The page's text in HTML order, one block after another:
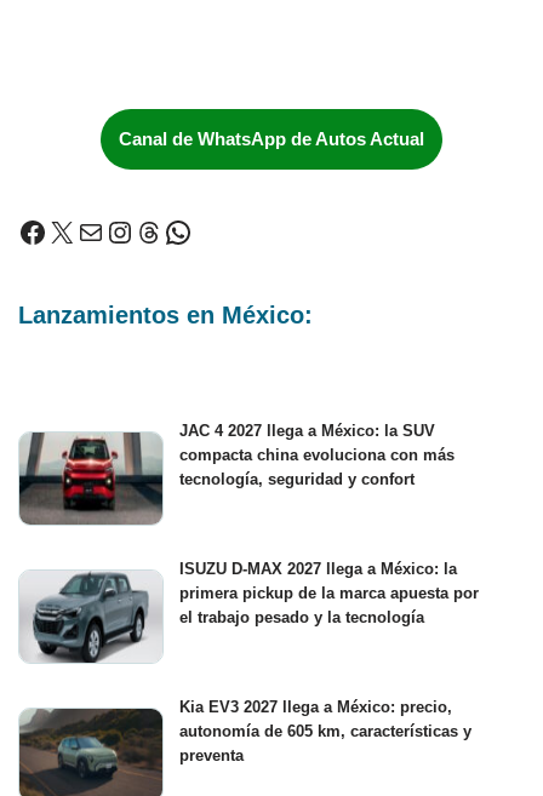
Canal de WhatsApp de Autos Actual
Lanzamientos en México:
JAC 4 2027 llega a México: la SUV
compacta china evoluciona con más
tecnología, seguridad y confort
ISUZU D-MAX 2027 llega a México: la
primera pickup de la marca apuesta por
el trabajo pesado y la tecnología
Kia EV3 2027 llega a México: precio,
autonomía de 605 km, características y
preventa